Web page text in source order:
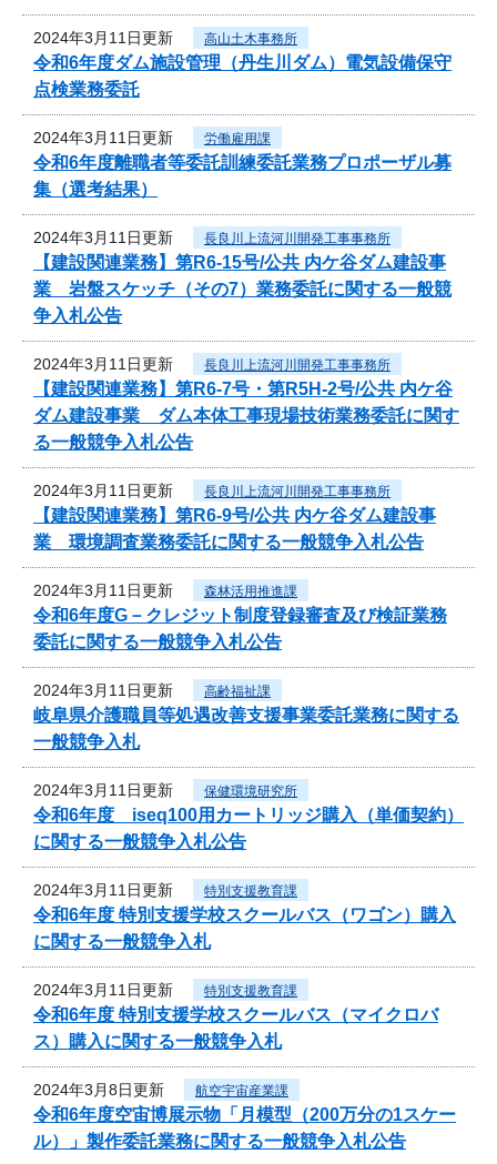
2024年3月11日更新 高山土木事務所
令和6年度ダム施設管理（丹生川ダム）電気設備保守
点検業務委託
2024年3月11日更新 労働雇用課
令和6年度離職者等委託訓練委託業務プロポーザル募
集（選考結果）
2024年3月11日更新 長良川上流河川開発工事事務所
【建設関連業務】第R6-15号/公共 内ケ谷ダム建設事
業 岩盤スケッチ（その7）業務委託に関する一般競
争入札公告
2024年3月11日更新 長良川上流河川開発工事事務所
【建設関連業務】第R6-7号・第R5H-2号/公共 内ケ谷
ダム建設事業 ダム本体工事現場技術業務委託に関す
る一般競争入札公告
2024年3月11日更新 長良川上流河川開発工事事務所
【建設関連業務】第R6-9号/公共 内ケ谷ダム建設事
業 環境調査業務委託に関する一般競争入札公告
2024年3月11日更新 森林活用推進課
令和6年度G－クレジット制度登録審査及び検証業務
委託に関する一般競争入札公告
2024年3月11日更新 高齢福祉課
岐阜県介護職員等処遇改善支援事業委託業務に関する
一般競争入札
2024年3月11日更新 保健環境研究所
令和6年度 iseq100用カートリッジ購入（単価契約）
に関する一般競争入札公告
2024年3月11日更新 特別支援教育課
令和6年度 特別支援学校スクールバス（ワゴン）購入
に関する一般競争入札
2024年3月11日更新 特別支援教育課
令和6年度 特別支援学校スクールバス（マイクロバ
ス）購入に関する一般競争入札
2024年3月8日更新 航空宇宙産業課
令和6年度空宙博展示物「月模型（200万分の1スケー
ル）」製作委託業務に関する一般競争入札公告